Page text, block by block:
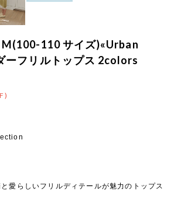
M(100-110 サイズ)«Urban
ーフリルトップス 2colors
愛らしいフリルディテールが魅力のトップス